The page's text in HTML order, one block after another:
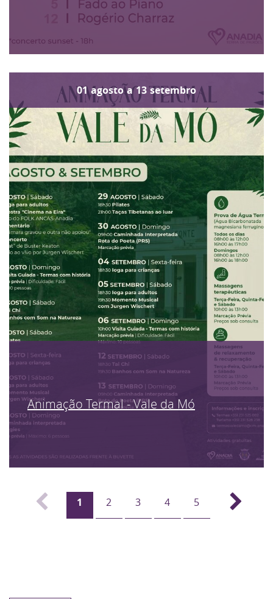
01 agosto a 13 setembro
Animação Termal - Vale da Mó
1 2 3 4 5